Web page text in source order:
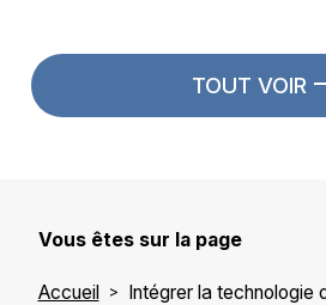
TOUT VOIR
Vous êtes sur la page
Accueil Intégrer la technologie